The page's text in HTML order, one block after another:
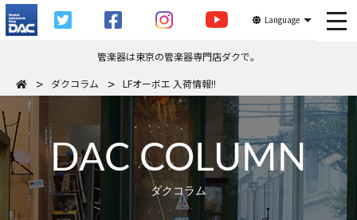
Language
管楽器は東京の管楽器専門店ダクで。
ダクコラム
LFオーボエ 入荷情報!!
DAC COLUMN
ダクコラム